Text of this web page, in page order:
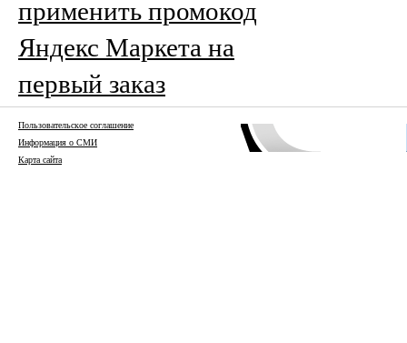
применить промокод
Яндекс Маркета на
первый заказ
Пользовательское соглашение
Информация о СМИ
Карта сайта